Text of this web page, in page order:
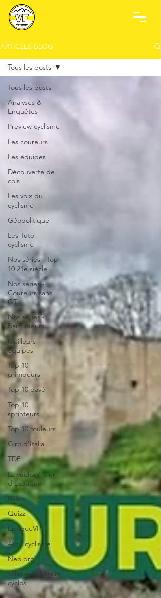
ARTICLES BLOG
Tous les posts
Analyses &
Enquêtes
Preview cyclisme
Les coureurs
Les équipes
Découverte de
cols
Les voix du
cyclisme
Géopolitique
Les Tuto
cyclisme
Nos séries - Top
10 21e siècle
Nos séries -
Coureurs sans
GT
Nos séries -
Baroudeurs
Meilleurs
équipes
Top 10
grimpeurs
Top 10 pavé
Top 10
sprinteurs
Top 10 rouleurs
Giro d'Italia
TDF
La vuelta / Tour
d'Espagne
Rétro
Quizz
EpopeeVF
Actu cyclisme
Neo pro
Villes et itinéraire
cyclos
Tous les posts